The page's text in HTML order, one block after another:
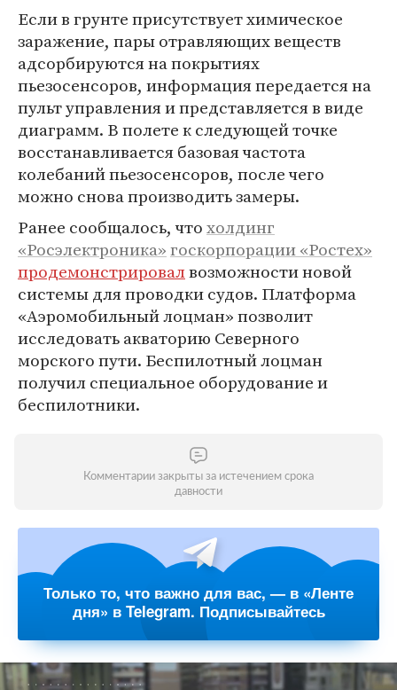
Если в грунте присутствует химическое
заражение, пары отравляющих веществ
адсорбируются на покрытиях
пьезосенсоров, информация передается на
пульт управления и представляется в виде
диаграмм. В полете к следующей точке
восстанавливается базовая частота
колебаний пьезосенсоров, после чего
можно снова производить замеры.
Ранее сообщалось, чтохолдинг
«Росэлектроника»госкорпорации «Ростех»
продемонстрировалвозможности новой
системы для проводки судов. Платформа
«Аэромобильный лоцман» позволит
исследовать акваторию Северного
морского пути. Беспилотный лоцман
получил специальное оборудование и
беспилотники.
Комментарии закрыты за истечением срока
давности
Только то, что важно для вас, — в «Ленте
дня» в Telegram. Подписывайтесь